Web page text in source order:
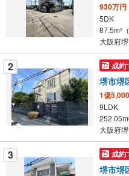
件
を
マ
イ
ペ
ー
に
保
930万円
5DK
87.5m2
大阪府
2 成約
堺市堺
1億
9LDK
252.05m
大阪府
3 成約
堺市堺